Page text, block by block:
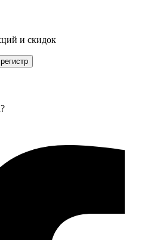
и скидок
регистр